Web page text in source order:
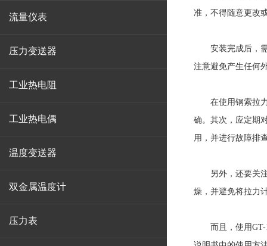
流量仪表
压力变送器
工业热电阻
工业热电偶
温度变送器
双金属温度计
压力表
准，不得随意更改
安装完成后，需
注意避免产生任何
在使用钢索拉力
确。其次，应定期
用，并进行故障排
另外，还要关注
燥，并避免将拉力
而且，使用GT-1